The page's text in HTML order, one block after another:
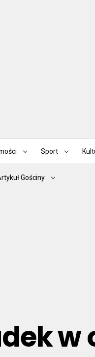
Sport
Gościny
w